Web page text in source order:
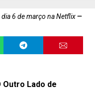
6 de março na Netflix
Outro Lado de